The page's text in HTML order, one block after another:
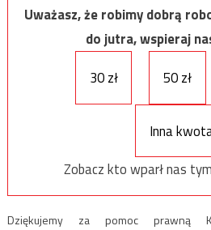
Uważasz, że robimy dobrą
do jutra, wspieraj
30 zł
50 zł
Inna
Zobacz kto wparł nas
Dziękujemy za pomoc prawną